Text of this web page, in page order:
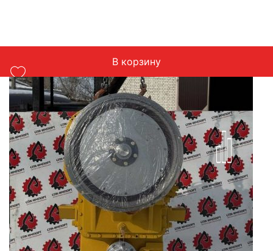
В корзину